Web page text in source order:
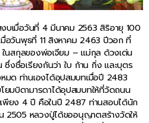
งบเมื่อวันที่ 4 มีนาคม 2563 สิริอายุ 100
มื่อวันพุธที่ 11 สิงหาคม 2463 ปีวอก ที่
ในสกุลของพ่อเจียม – แม่กุล ด้วงเด่น
งชื่อเรียงกันว่า ใบ ก้าน กิ่ง และบุตร
มด ท่านเองได้อุปสมบทเมื่อปี 2483
มบิดามารดาได้อุปสมบทให้ที่วัดถนน
พียง 4 ปี คือในปี 2487 ท่านสอบได้นัก
2505 หลวงปู่ได้ขออนุญาตสร้างวัดให้